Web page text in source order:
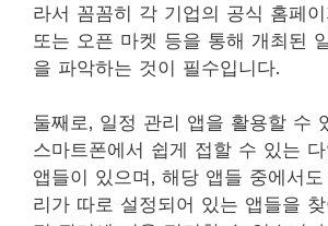
라서 꼼꼼히 각 기업의 공식 홈페
또는 오픈 마켓 등을 통해 개최된
을 파악하는 것이 필수입니다.
둘째로, 일정 관리 앱을 활용할 수
스마트폰에서 쉽게 접할 수 있는
앱들이 있으며, 해당 앱들 중에서도
리가 따로 설정되어 있는 앱들을